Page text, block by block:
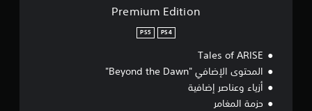
Premium Edition
PS4
PS5
Tales of ARISE
المحتوى الإضافي "Beyond the Dawn"
أزياء وعناصر إضافية
حزمة المغامر